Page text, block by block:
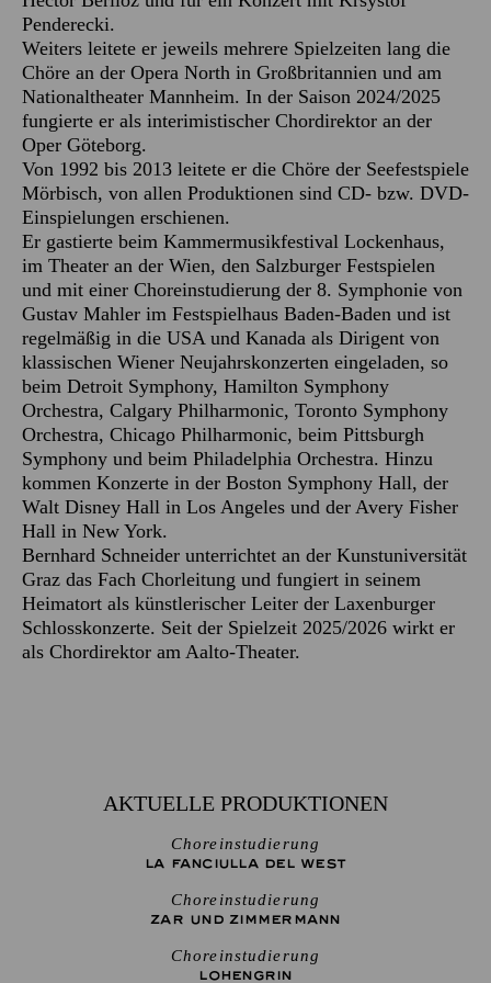
Penderecki.
Weiters leitete er jeweils mehrere Spielzeiten lang die
Chöre an der Opera North in Großbritannien und am
Nationaltheater Mannheim. In der Saison 2024/2025
fungierte er als interimistischer Chordirektor an der
Oper Göteborg.
Von 1992 bis 2013 leitete er die Chöre der Seefestspiele
Mörbisch, von allen Produktionen sind CD- bzw. DVD-
Einspielungen erschienen.
Er gastierte beim Kammermusikfestival Lockenhaus,
im Theater an der Wien, den Salzburger Festspielen
und mit einer Choreinstudierung der 8. Symphonie von
Gustav Mahler im Festspielhaus Baden-Baden und ist
regelmäßig in die USA und Kanada als Dirigent von
klassischen Wiener Neujahrskonzerten eingeladen, so
beim Detroit Symphony, Hamilton Symphony
Orchestra, Calgary Philharmonic, Toronto Symphony
Orchestra, Chicago Philharmonic, beim Pittsburgh
Symphony und beim Philadelphia Orchestra. Hinzu
kommen Konzerte in der Boston Symphony Hall, der
Walt Disney Hall in Los Angeles und der Avery Fisher
Hall in New York.
Bernhard Schneider unterrichtet an der Kunstuniversität
Graz das Fach Chorleitung und fungiert in seinem
Heimatort als künstlerischer Leiter der Laxenburger
Schlosskonzerte. Seit der Spielzeit 2025/2026 wirkt er
als Chordirektor am Aalto-Theater.
AKTUELLE PRODUKTIONEN
Choreinstudierung
LA FANCIULLA DEL WEST
Choreinstudierung
ZAR UND ZIMMERMANN
Choreinstudierung
LOHENGRIN